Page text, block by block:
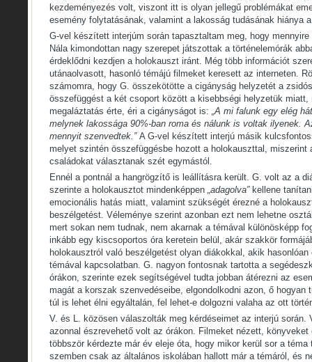
kezdeményezés volt, viszont itt is olyan jellegű problémákat
esemény folytatásának, valamint a lakosság tudásának hiánya
G-vel készített interjúm során tapasztaltam meg, hogy
Nála kimondottan nagy szerepet játszottak a történelemórák
érdeklődni kezdjen a holokauszt iránt. Még több információt
utánaolvasott, hasonló témájú filmeket keresett az interneten.
számomra, hogy G. összekötötte a cigányság helyzetét a
összefüggést a két csoport között a kisebbségi helyzetük miatt,
megaláztatás érte, éri a cigányságot is: „A mi falunk egy elég
melynek lakossága 90%-ban roma és nálunk is voltak ilyenek.
mennyit szenvedtek.” A G-vel készített interjú másik
melyet szintén összefüggésbe hozott a holokauszttal, miszerint
családokat választanak szét egymástól.
Ennél a pontnál a hangrögzítő is leállításra került. G. volt az a
szerinte a holokausztot mindenképpen „adagolva”kellene
emocionális hatás miatt, valamint szükségét érezné a
beszélgetést. Véleménye szerint azonban ezt nem lehetne
mert sokan nem tudnak, nem akarnak a témával különösképp
inkább egy kiscsoportos óra keretein belül, akár szakkör
holokausztról való beszélgetést olyan diákokkal, akik hasonlóan
témával kapcsolatban. G. nagyon fontosnak tartotta a
órákon, szerinte ezek segítségével tudta jobban átérezni az
magát a korszak szenvedéseibe, elgondolkodni azon, ő hogyan
túl is lehet élni egyáltalán, fel lehet-e dolgozni valaha az ott
V. és L. közösen válaszolták meg kérdéseimet az interjú során.
azonnal észrevehető volt az órákon. Filmeket nézett,
többször kérdezte már év eleje óta, hogy mikor kerül sor a téma
szemben csak az általános iskolában hallott már a témáról, és